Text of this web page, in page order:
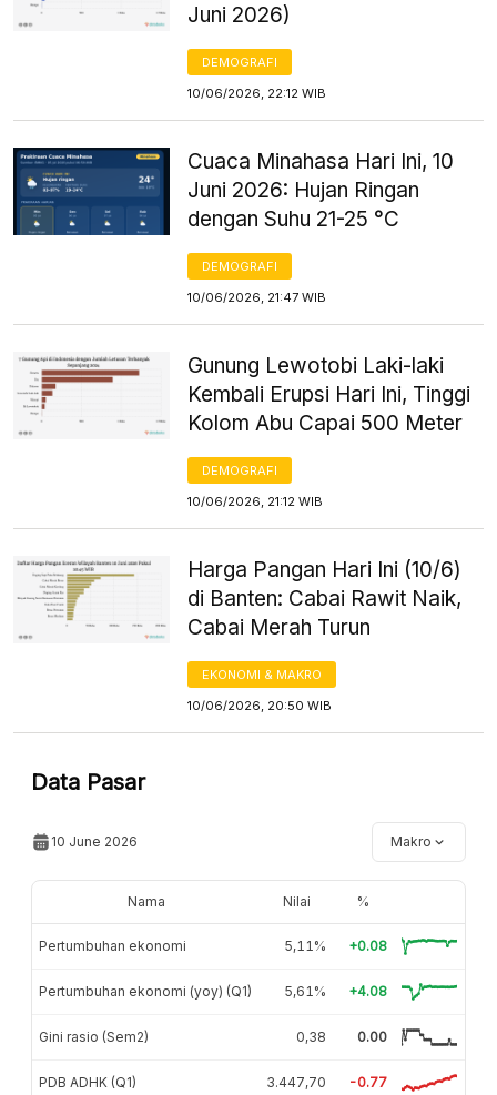
Juni 2026)
DEMOGRAFI
10/06/2026, 22:12 WIB
Cuaca Minahasa Hari Ini, 10
Juni 2026: Hujan Ringan
dengan Suhu 21-25 °C
DEMOGRAFI
10/06/2026, 21:47 WIB
Gunung Lewotobi Laki-laki
Kembali Erupsi Hari Ini, Tinggi
Kolom Abu Capai 500 Meter
DEMOGRAFI
10/06/2026, 21:12 WIB
Harga Pangan Hari Ini (10/6)
di Banten: Cabai Rawit Naik,
Cabai Merah Turun
EKONOMI & MAKRO
10/06/2026, 20:50 WIB
Data Pasar
10 June 2026 Makro
Nama Nilai %
Pertumbuhan ekonomi 5,11% +0.08
Pertumbuhan ekonomi (yoy) (Q1) 5,61% +4.08
Gini rasio (Sem2) 0,38 0.00
PDB ADHK (Q1) 3.447,70 -0.77